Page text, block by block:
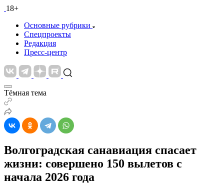
18+
Основные рубрики
Спецпроекты
Редакция
Пресс-центр
Тёмная тема
Волгоградская санавиация спасает
жизни: совершено 150 вылетов с
начала 2026 года